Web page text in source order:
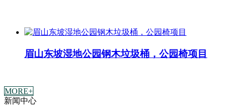
眉山东坡湿地公园钢木垃圾桶，公园椅项目
MORE+
新闻中心